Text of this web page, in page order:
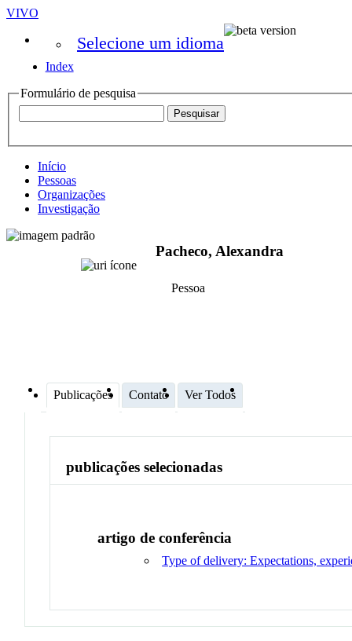
VIVO
Selecione um idioma
Index
Formulário de pesquisa
Início
Pessoas
Organizações
Investigação
Pacheco, Alexandra
Pessoa
Publicações Contato Ver Todos
publicações selecionadas
artigo de conferência
Type of delivery: Expectations,